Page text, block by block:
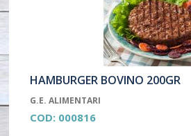
HAMBURGER BOVINO 200GR
G.E. ALIMENTARI
COD: 000816